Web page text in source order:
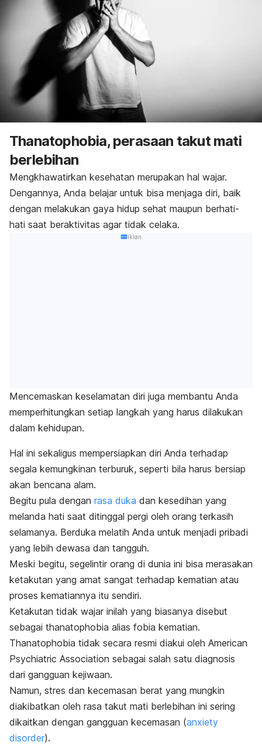
Thanatophobia, perasaan takut mati
berlebihan
Mengkhawatirkan kesehatan merupakan hal wajar.
Dengannya, Anda belajar untuk bisa menjaga diri, baik
dengan melakukan gaya hidup sehat maupun berhati-
hati saat beraktivitas agar tidak celaka.
Iklan
Mencemaskan keselamatan diri juga membantu Anda
memperhitungkan setiap langkah yang harus dilakukan
dalam kehidupan.
Hal ini sekaligus mempersiapkan diri Anda terhadap
segala kemungkinan terburuk, seperti bila harus bersiap
akan bencana alam.
Begitu pula dengan rasa duka dan kesedihan yang
melanda hati saat ditinggal pergi oleh orang terkasih
selamanya. Berduka melatih Anda untuk menjadi pribadi
yang lebih dewasa dan tangguh.
Meski begitu, segelintir orang di dunia ini bisa merasakan
ketakutan yang amat sangat terhadap kematian atau
proses kematiannya itu sendiri.
Ketakutan tidak wajar inilah yang biasanya disebut
sebagai thanatophobia alias fobia kematian.
Thanatophobia tidak secara resmi diakui oleh American
Psychiatric Association sebagai salah satu diagnosis
dari gangguan kejiwaan.
Namun, stres dan kecemasan berat yang mungkin
diakibatkan oleh rasa takut mati berlebihan ini sering
dikaitkan dengan gangguan kecemasan (anxiety
disorder).